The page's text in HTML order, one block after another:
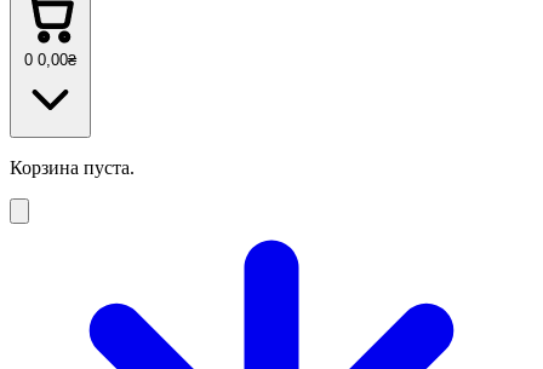
0 0 ,00₴
Корзина пуста.